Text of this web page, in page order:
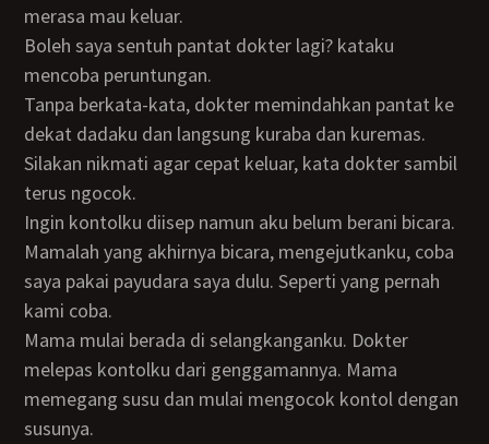
merasa mau keluar.
Boleh saya sentuh pantat dokter lagi? kataku
mencoba peruntungan.
Tanpa berkata-kata, dokter memindahkan pantat ke
dekat dadaku dan langsung kuraba dan kuremas.
Silakan nikmati agar cepat keluar, kata dokter sambil
terus ngocok.
Ingin kontolku diisep namun aku belum berani bicara.
Mamalah yang akhirnya bicara, mengejutkanku, coba
saya pakai payudara saya dulu. Seperti yang pernah
kami coba.
Mama mulai berada di selangkanganku. Dokter
melepas kontolku dari genggamannya. Mama
memegang susu dan mulai mengocok kontol dengan
susunya.